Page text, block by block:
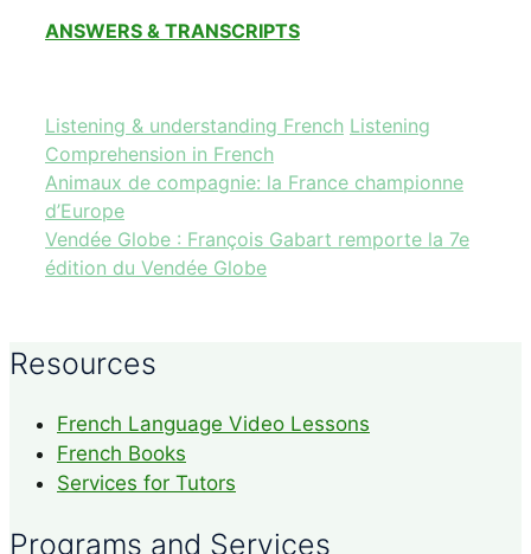
ANSWERS & TRANSCRIPTS
Categories
Listening & understanding French Tags
Listening
Comprehension in French
Animaux de compagnie: la France championne
d’Europe
Vendée Globe : François Gabart remporte la 7e
édition du Vendée Globe
Resources
French Language Video Lessons
French Books
Services for Tutors
Programs and Services